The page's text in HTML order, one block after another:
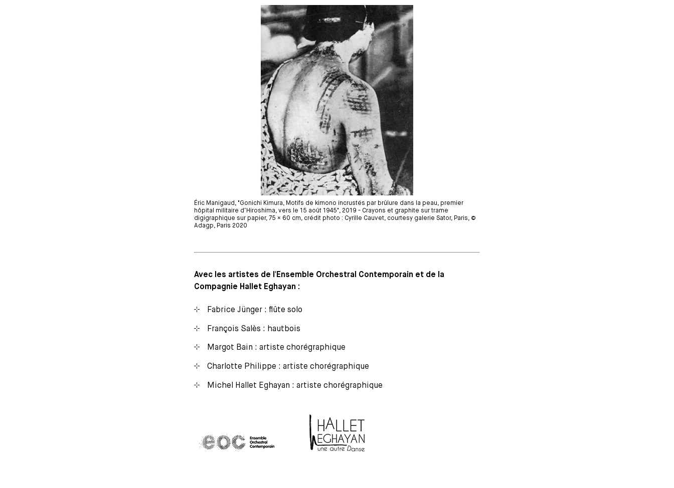
Éric Manigaud, "Gonichi Kimura, Motifs de kimono incrustés par brûlure dans la peau, premier
hôpital militaire d’Hiroshima, vers le 15 août 1945", 2019 - Crayons et graphite sur trame
digigraphique sur papier, 75 × 60 cm, crédit photo : Cyrille Cauvet, courtesy galerie Sator, Paris, ©
Adagp, Paris 2020
Avec les artistes de l'Ensemble Orchestral Contemporain et de la
Compagnie Hallet Eghayan :
Fabrice Jünger : flûte solo
François Salès : hautbois
Margot Bain : artiste chorégraphique
Charlotte Philippe : artiste chorégraphique
Michel Hallet Eghayan : artiste chorégraphique